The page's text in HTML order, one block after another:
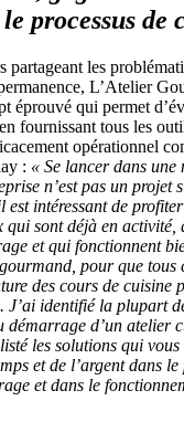
processus de
partageant les
L’Atelier
éprouvé qui permet
fournissant tous les
opérationnel
: « Se lancer dans
n’est pas un projet
est intéressant de
qui sont déjà en
et qui fonctionnent
pour que tous
des cours de cuisine
J’ai identifié la plupart
démarrage d’un atelier
les solutions qui
et de l’argent dans le
et dans le